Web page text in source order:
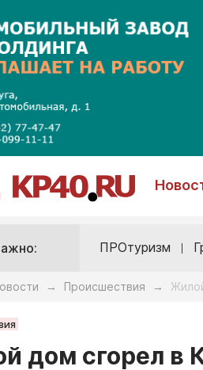
ПРОтуризм
→ Происшествия →
дом сгорел в